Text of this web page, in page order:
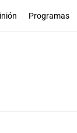
Programas